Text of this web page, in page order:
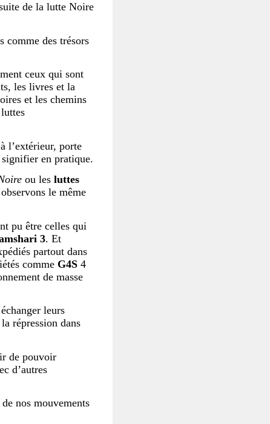
de la lutte Noire
comme des trésors
ceux qui sont
les livres et la
et les chemins
l’extérieur, porte
en pratique.
ou les luttes
le même
pu être celles qui
3. Et
partout dans
comme G4S 4
de masse
leurs
répression dans
de pouvoir
d’autres
nos mouvements